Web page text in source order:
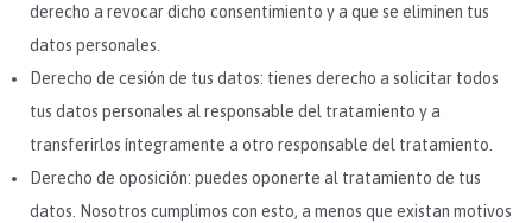
derecho a revocar dicho consentimiento y a que se eliminen tus
datos personales.
Derecho de cesión de tus datos: tienes derecho a solicitar todos
tus datos personales al responsable del tratamiento y a
transferirlos íntegramente a otro responsable del tratamiento.
Derecho de oposición: puedes oponerte al tratamiento de tus
datos. Nosotros cumplimos con esto, a menos que existan motivos